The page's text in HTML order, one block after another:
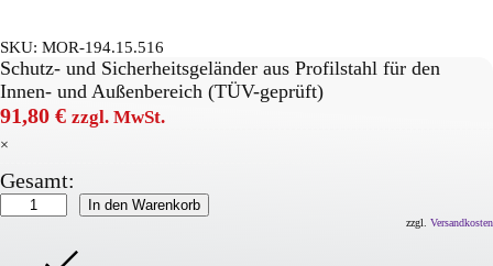
SKU: MOR-194.15.516
Schutz- und Sicherheitsgeländer aus Profilstahl für den
Innen- und Außenbereich (TÜV-geprüft)
91,80 € zzgl. MwSt.
×
Gesamt:
BLACK
BULL
In den Warenkorb
zzgl. Versandkosten